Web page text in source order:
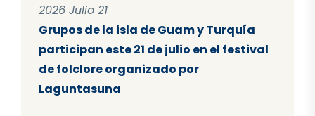
2026 Julio 21
Grupos de la isla de Guam y Turquía
participan este 21 de julio en el festival
de folclore organizado por
Laguntasuna